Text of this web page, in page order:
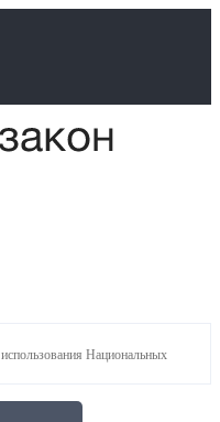
Национальных